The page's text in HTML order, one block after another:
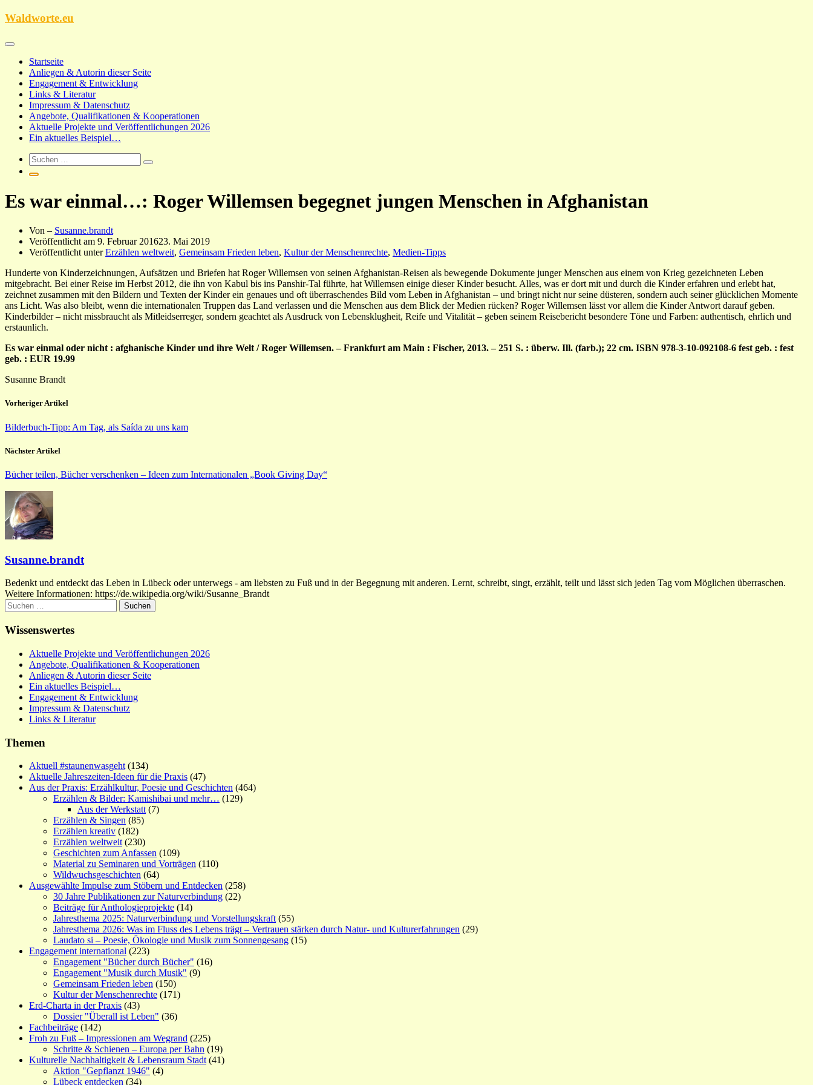
Zum
Waldworte.eu
Startseite
Anliegen & Autorin dieser Seite
Engagement & Entwicklung
Links & Literatur
Impressum & Datenschutz
Angebote, Qualifikationen & Kooperationen
Aktuelle Projekte und Veröffentlichungen 2026
Ein aktuelles Beispiel…
Es war einmal…: Roger Willemsen begegnet jungen Menschen in Afghanistan
Von – Susanne.brandt
Veröffentlicht am 9. Februar 201623. Mai 2019
Veröffentlicht unterErzählen weltweit, Gemeinsam Frieden leben, Kultur der Menschenrechte, Medien-Tipps
Hunderte von Kinderzeichnungen, Aufsätzen und Briefen hat Roger Willemsen von seinen Afghanistan-Reisen als bewegende Dokumente junger Menschen aus einem von Krieg gezeichneten Leben
mitgebracht. Bei einer Reise im Herbst 2012, die ihn von Kabul bis ins Panshir-Tal führte, hat Willemsen einige dieser Kinder besucht. Alles, was er dort mit und durch die Kinder erfahren und erlebt hat,
zeichnet zusammen mit den Bildern und Texten der Kinder ein genaues und oft überraschendes Bild vom Leben in Afghanistan – und bringt nicht nur seine düsteren, sondern auch seiner glücklichen Momente
ans Licht. Was also bleibt, wenn die internationalen Truppen das Land verlassen und die Menschen aus dem Blick der Medien rücken? Roger Willemsen lässt vor allem die Kinder Antwort darauf geben.
Kinderbilder – nicht missbraucht als Mitleidserreger, sondern geachtet als Ausdruck von Lebensklugheit, Reife und Vitalität – geben seinem Reisebericht besondere Töne und Farben: authentisch, ehrlich und
erstaunlich.
Es war einmal oder nicht : afghanische Kinder und ihre Welt / Roger Willemsen. – Frankfurt am Main : Fischer, 2013. – 251 S. : überw. Ill. (farb.); 22 cm. ISBN 978-3-10-092108-6 fest geb. : fest
geb. : EUR 19.99
Susanne Brandt
Vorheriger Artikel
Bilderbuch-Tipp: Am Tag, als Saída zu uns kam
Nächster Artikel
Bücher teilen, Bücher verschenken – Ideen zum Internationalen „Book Giving Day“
Susanne.brandt
Bedenkt und entdeckt das Leben in Lübeck oder unterwegs - am liebsten zu Fuß und in der Begegnung mit anderen. Lernt, schreibt, singt, erzählt, teilt und lässt sich jeden Tag vom Möglichen überraschen.
Weitere Informationen: https://de.wikipedia.org/wiki/Susanne_Brandt
Suchen
nach:
Wissenswertes
Aktuelle Projekte und Veröffentlichungen 2026
Angebote, Qualifikationen & Kooperationen
Anliegen & Autorin dieser Seite
Ein aktuelles Beispiel…
Engagement & Entwicklung
Impressum & Datenschutz
Links & Literatur
Themen
Aktuell #staunenwasgeht (134)
Aktuelle Jahreszeiten-Ideen für die Praxis (47)
Aus der Praxis: Erzählkultur, Poesie und Geschichten (464)
Erzählen & Bilder: Kamishibai und mehr… (129)
Aus der Werkstatt (7)
Erzählen & Singen (85)
Erzählen kreativ (182)
Erzählen weltweit (230)
Geschichten zum Anfassen (109)
Material zu Seminaren und Vorträgen (110)
Wildwuchsgeschichten (64)
Ausgewählte Impulse zum Stöbern und Entdecken (258)
30 Jahre Publikationen zur Naturverbindung (22)
Beiträge für Anthologieprojekte (14)
Jahresthema 2025: Naturverbindung und Vorstellungskraft (55)
Jahresthema 2026: Was im Fluss des Lebens trägt – Vertrauen stärken durch Natur- und Kulturerfahrungen (29)
Laudato si – Poesie, Ökologie und Musik zum Sonnengesang (15)
Engagement international (223)
Engagement "Bücher durch Bücher" (16)
Engagement "Musik durch Musik" (9)
Gemeinsam Frieden leben (150)
Kultur der Menschenrechte (171)
Erd-Charta in der Praxis (43)
Dossier "Überall ist Leben" (36)
Fachbeiträge (142)
Froh zu Fuß – Impressionen am Wegrand (225)
Schritte & Schienen – Europa per Bahn (19)
Kulturelle Nachhaltigkeit & Lebensraum Stadt (41)
Aktion "Gepflanzt 1946" (4)
Lübeck entdecken (34)